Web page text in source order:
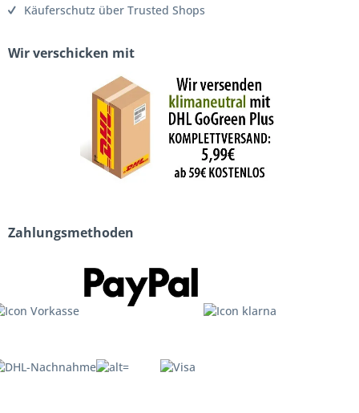
Käuferschutz über Trusted Shops
Wir verschicken mit
Zahlungsmethoden